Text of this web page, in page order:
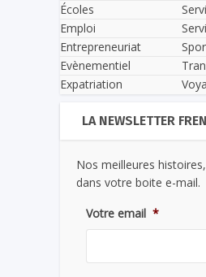
Écoles
Emploi
Entrepreneuriat
Evènementiel
Expatriation
LA NEWSLETTER
Nos meilleures
dans votre boite e-mail.
Votre email *